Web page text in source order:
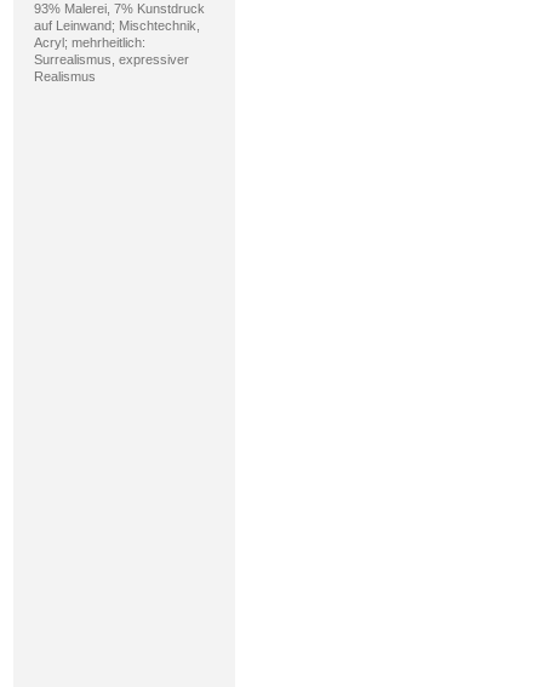
93% Malerei, 7% Kunstdruck
auf Leinwand; Mischtechnik,
Acryl; mehrheitlich:
Surrealismus, expressiver
Realismus